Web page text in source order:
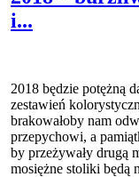
i...
2018 będzie potężną
zestawień
brakowałoby nam
przepychowi, a
by przeżywały drugą
mosiężne stoliki będą